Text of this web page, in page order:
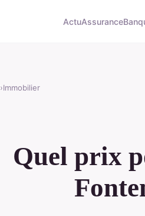
ActuAssurance
›Immobilier
Quel prix